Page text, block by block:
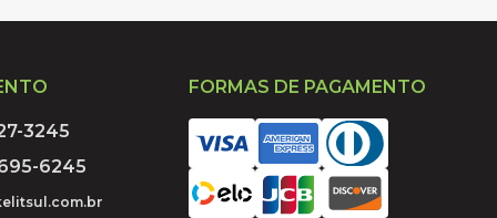
3245
6245
FORMAS DE PAGAMENTO